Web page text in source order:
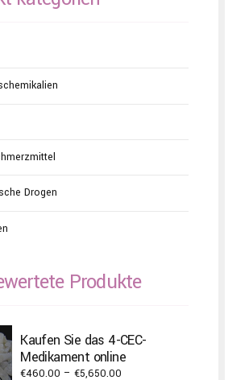
Drogen
Produkte
Kaufen Sie das 4-CEC-
Medikament online
€460.00 – €5,650.00